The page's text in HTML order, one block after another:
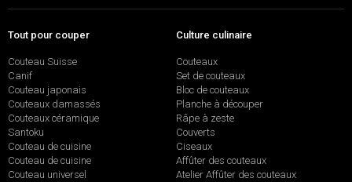
Tout pour couper
Couteau Suisse
Canif
Couteau japonais
Couteaux damassés
Couteaux céramique
Santoku
Couteau de cuisine
Couteau de cuisine
Couteau universel
Culture culinaire
Couteaux
Set de couteaux
Bloc de couteaux
Planche à découper
Râpe à zeste
Couverts
Ciseaux
Affûter des couteaux
Atelier Affûter des couteaux